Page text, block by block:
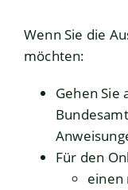
Wenn Sie die
möchten:
Gehen
Für den
einen